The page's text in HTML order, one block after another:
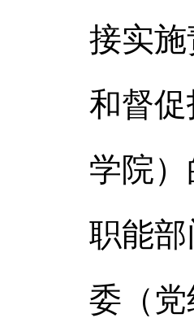
接实
和督
学院
职能
委（